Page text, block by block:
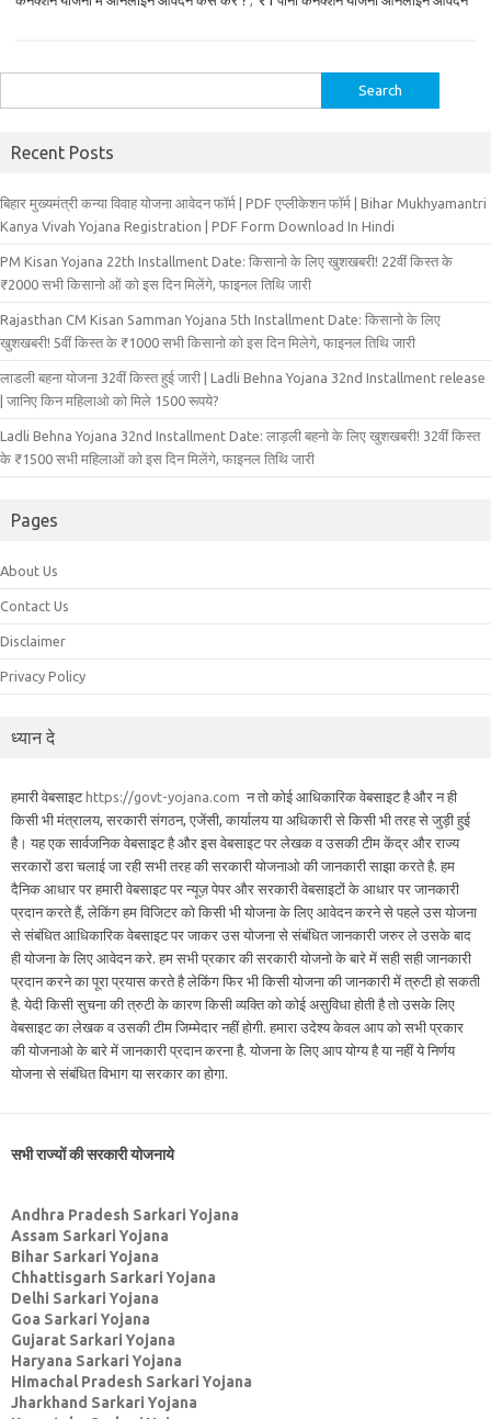
for:
Recent Posts
बिहार मुख्‍यमंत्री कन्‍या विवा‍ह योजना आवेदन फॉर्म | PDF एप्लीकेशन फॉर्म | Bihar Mukhyamantri
Kanya Vivah Yojana Registration | PDF Form Download In Hindi
PM Kisan Yojana 22th Installment Date: किसानो के लिए खुशखबरी! 22वीं किस्त के
₹2000 सभी किसानो ओं को इस दिन मिलेंगे, फाइनल तिथि जारी
Rajasthan CM Kisan Samman Yojana 5th Installment Date: किसानो के लिए
खुशखबरी! 5वीं किस्त के ₹1000 सभी किसानो को इस दिन मिलेगे, फाइनल तिथि जारी
लाडली बहना योजना 32वीं किस्त हुई जारी | Ladli Behna Yojana 32nd Installment release
| जानिए किन महिलाओ को मिले 1500 रूपये?
Ladli Behna Yojana 32nd Installment Date: लाड़ली बहनो के लिए खुशखबरी! 32वीं किस्त
के ₹1500 सभी महिलाओं को इस दिन मिलेंगे, फाइनल तिथि जारी
Pages
About Us
Contact Us
Disclaimer
Privacy Policy
ध्यान दे
हमारी वेबसाइट https://govt-yojana.com न तो कोई आधिकारिक वेबसाइट है और न ही
किसी भी मंत्रालय, सरकारी संगठन, एजेंसी, कार्यालय या अधिकारी से किसी भी तरह से जुड़ी हुई
है। यह एक सार्वजनिक वेबसाइट है और इस वेबसाइट पर लेखक व उसकी टीम केंद्र और राज्य
सरकारों डरा चलाई जा रही सभी तरह की सरकारी योजनाओ की जानकारी साझा करते है. हम
दैनिक आधार पर हमारी वेबसाइट पर न्यूज़ पेपर और सरकारी वेबसाइटों के आधार पर जानकारी
प्रदान करते हैं, लेकिंग हम विजिटर को किसी भी योजना के लिए आवेदन करने से पहले उस योजना
से संबंधित आधिकारिक वेबसाइट पर जाकर उस योजना से संबंधित जानकारी जरुर ले उसके बाद
ही योजना के लिए आवेदन करे. हम सभी प्रकार की सरकारी योजनो के बारे में सही सही जानकारी
प्रदान करने का पूरा प्रयास करते है लेकिंग फिर भी किसी योजना की जानकारी में त्रुटी हो सकती
है. येदी किसी सुचना की त्रुटी के कारण किसी व्यक्ति को कोई असुविधा होती है तो उसके लिए
वेबसाइट का लेखक व उसकी टीम जिम्मेदार नहीं होगी. हमारा उदेश्य केवल आप को सभी प्रकार
की योजनाओ के बारे में जानकारी प्रदान करना है. योजना के लिए आप योग्य है या नहीं ये निर्णय
योजना से संबंधित विभाग या सरकार का होगा.
सभी राज्यों की सरकारी योजनाये
Andhra Pradesh Sarkari Yojana
Assam Sarkari Yojana
Bihar Sarkari Yojana
Chhattisgarh Sarkari Yojana
Delhi Sarkari Yojana
Goa Sarkari Yojana
Gujarat Sarkari Yojana
Haryana Sarkari Yojana
Himachal Pradesh Sarkari Yojana
Jharkhand Sarkari Yojana